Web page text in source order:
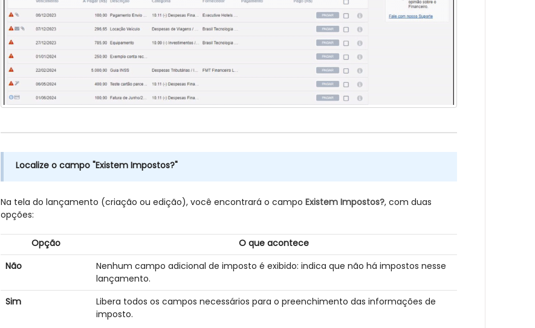
Localize o campo "Existem Impostos?"
Na tela do lançamento (criação ou edição), você encontrará o campo Existem Impostos?, com duas
opções:
Opção
O que acontece
Não
Nenhum campo adicional de imposto é exibido: indica que não há impostos nesse
lançamento.
Sim
Libera todos os campos necessários para o preenchimento das informações de
imposto.